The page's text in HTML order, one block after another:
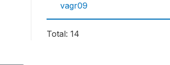
vagr09
Total: 14